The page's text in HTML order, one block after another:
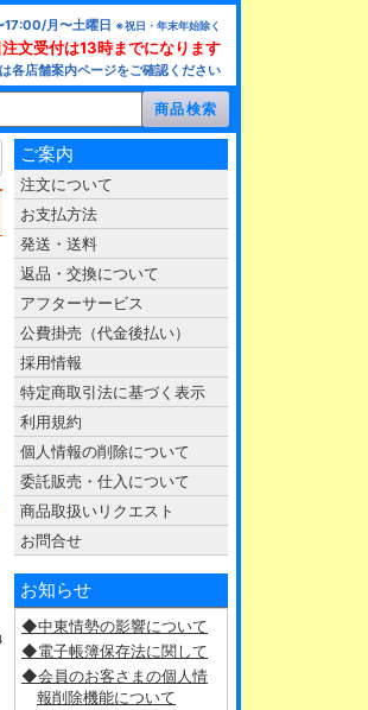
月〜土曜日 ※祝日・年末年始除く
注文受付は13時までになります
各店舗案内ページをご確認ください
ご案内
注文について
お支払方法
発送・送料
返品・交換について
アフターサービス
公費掛売（代金後払い）
採用情報
特定商取引法に基づく表示
利用規約
個人情報の削除について
委託販売・仕入について
商品取扱いリクエスト
お問合せ
お知らせ
◆中東情勢の影響について
◆電子帳簿保存法に関して
◆会員のお客さまの個人情
報削除機能について